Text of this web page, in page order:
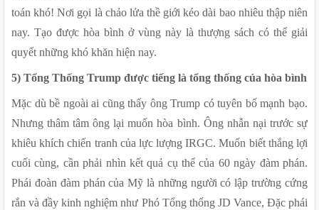
toán khó! Nơi gọi là chảo lửa thề giới kéo dài bao nhiêu thập niên
nay. Tạo được hòa bình ở vùng này là thượng sách có thể giải
quyết những khó khăn hiện nay.
5) Tổng Thống Trump được tiếng là tổng thống của hòa bình
Mặc dù bề ngoài ai cũng thấy ông Trump có tuyên bố mạnh bạo.
Nhưng thâm tâm ông lại muốn hòa bình. Ông nhẫn nại trước sự
khiêu khích chiến tranh của lực lượng IRGC. Muốn biết thắng lợi
cuối cùng, cần phải nhìn kết quả cụ thể của 60 ngày đàm phán.
Phái đoàn đàm phán của Mỹ là những người có lập trường cứng
rắn và đầy kinh nghiệm như Phó Tổng thống JD Vance, Đặc phái